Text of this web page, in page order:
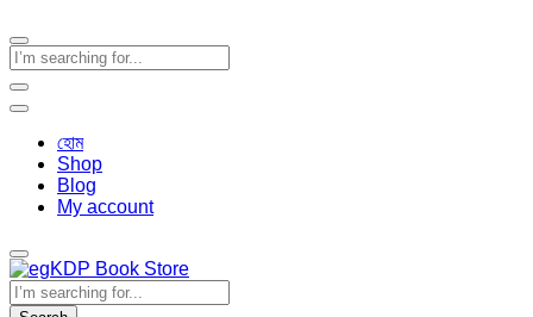
হোম
Shop
Blog
My account